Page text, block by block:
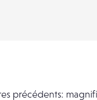
précédents: